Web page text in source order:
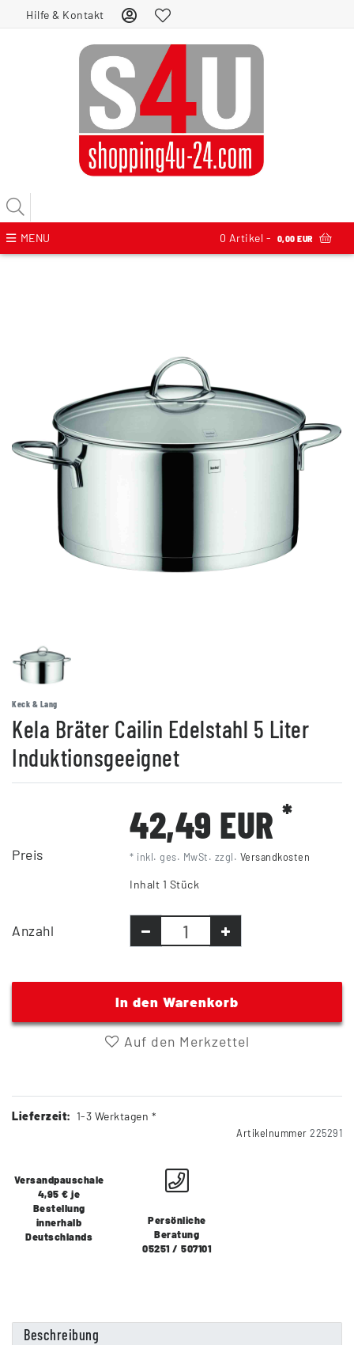
Hilfe & Kontakt
MENU 0 Artikel - 0,00 EUR
Keck & Lang
Kela Bräter Cailin Edelstahl 5 Liter
Induktionsgeeignet
Preis
42,49 EUR*
* inkl. ges. MwSt. zzgl. Versandkosten
Inhalt 1 Stück
Anzahl
In den Warenkorb
Auf den Merkzettel
Lieferzeit: 1-3 Werktagen *
Artikelnummer 225291
Versandpauschale
4,95 € je
Bestellung
innerhalb
Deutschlands
Persönliche
Beratung
05251 / 507101
Beschreibung